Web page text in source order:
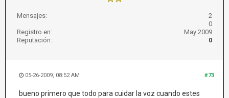
Mensajes:
2
0
Registro en:
May 2009
Reputación:
0
#73
05-26-2009, 08:52 AM
bueno primero que todo para cuidar la voz cuando estes